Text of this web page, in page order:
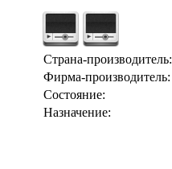
Страна-производитель:
Фирма-производитель:
Состояние:
Назначение: